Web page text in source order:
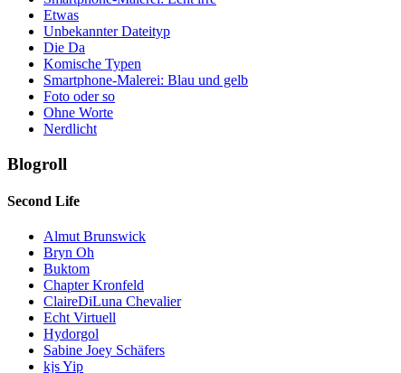
Etwas
Unbekannter Dateityp
Die Da
Komische Typen
Smartphone-Malerei: Blau und gelb
Foto oder so
Ohne Worte
Nerdlicht
Blogroll
Second Life
Almut Brunswick
Bryn Oh
Buktom
Chapter Kronfeld
ClaireDiLuna Chevalier
Echt Virtuell
Hydorgol
Sabine Joey Schäfers
kjs Yip